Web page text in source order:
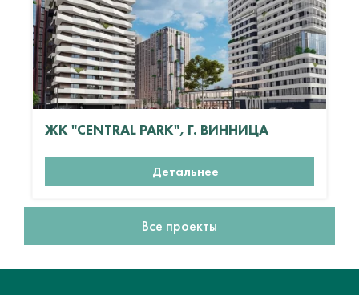
ЖК "CENTRAL PARK", Г. ВИННИЦА
Детальнее
Все проекты